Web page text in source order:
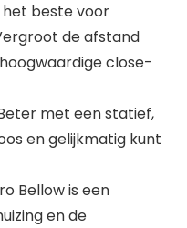
beste voor
de afstand
close-
met een statief,
en gelijkmatig kunt
Bellow is een
en de